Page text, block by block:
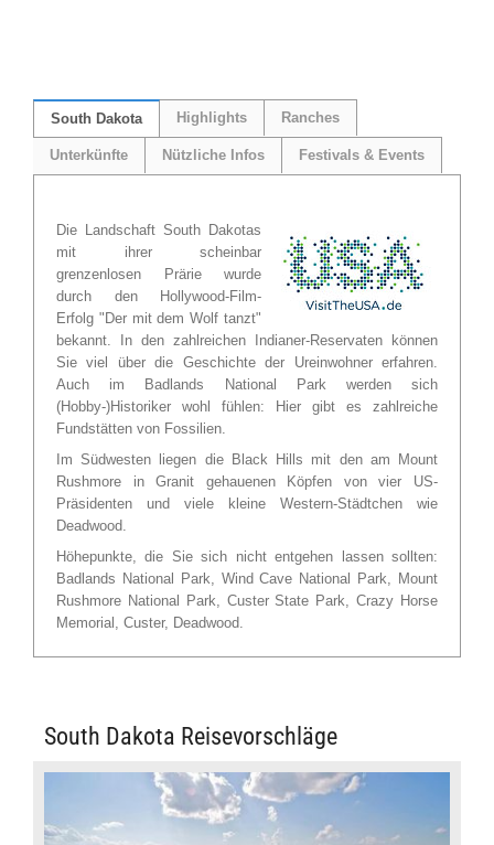
South Dakota Highlights Ranches
Unterkünfte Nützliche Infos Festivals & Events
Die Landschaft South Dakotas
mit ihrer scheinbar
grenzenlosen Prärie wurde
durch den Hollywood-Film-
Erfolg "Der mit dem Wolf tanzt"
bekannt. In den zahlreichen Indianer-Reservaten können
Sie viel über die Geschichte der Ureinwohner erfahren.
Auch im Badlands National Park werden sich
(Hobby-)Historiker wohl fühlen: Hier gibt es zahlreiche
Fundstätten von Fossilien.
Im Südwesten liegen die Black Hills mit den am Mount
Rushmore in Granit gehauenen Köpfen von vier US-
Präsidenten und viele kleine Western-Städtchen wie
Deadwood.
Höhepunkte, die Sie sich nicht entgehen lassen sollten:
Badlands National Park, Wind Cave National Park, Mount
Rushmore National Park, Custer State Park, Crazy Horse
Memorial, Custer, Deadwood.
South Dakota Reisevorschläge